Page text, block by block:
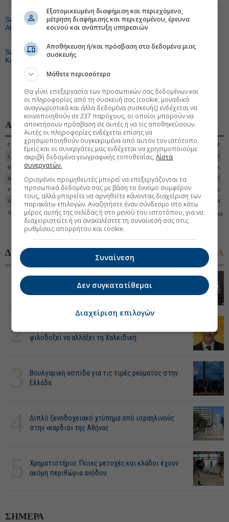
Safe Bulkers, Inc. (ΚΟ): ΑΝΑΚΟΙΝΩΣΗ ΓΙΑ ΤΟΝ ΣΥΝΟΛΙΚΟ
ΑΡΙΘΜΟ ΔΙΚΑΙΩΜΑΤΩΝ ΨΗΦΟΥ
Safe Bulkers, Inc. (ΚΟ): ΑΝΑΚΟΙΝΩΣΗ ΚΡΑΤΟΥΣ ΜΕΛΟΥΣ
ΚΑΤΑΓΩΓΗΣ
« 1 »
ΑΓΟΡΕΣ Χ. ΑΘΗΝΩΝ ΔΙΕΘΝΕΙΣ
Γ. Δείκτης 2.615,07
+0,25%
Large Cap
6.675,44
+0,28%
Banks
Mid Cap
3.155,14
+0,21%
FTSE DIV
5.361,58
+0,24%
ATHEX ESG
3.116,25 +0,28%
Αξία
237.220.882
Όγκος
37.430.705
65
Καθοδικές
42
Αμετάβλητες
15
Αγορά
ΚΛΕΙΣΤΗ
Realtime Data 7/8/2026-17:25
ΔΗΜΟΦΙΛΗ ΣΧΟΛΙΑΣΜΕΝΑ
1
O Mr. Big Short προειδοποιεί για κραχ αντίστοιχο
2
φιλοδοξεί να αλλάξει τη Χαλκιδική
Βουλγαρική ασπίδα για τις τιμές ρεύματος στην
Ελλάδα
Διπλό ξενοδοχειακό χτύπημα από ισραηλινούς
στην «καρδιά» της Αθήνας
Χρηματιστήριο: Ποιες μετοχές και κλάδοι έχουν
ακόμη περιθώρια ανόδου
ΣΗΜΕΡΑ
Εξατομικευμένη διαφήμιση και περιεχόμενο,
μέτρηση διαφήμισης και περιεχομένου, έρευνα
κοινού και ανάπτυξη υπηρεσιών
Αποθήκευση ή/και πρόσβαση στα δεδομένα μιας
συσκευής
Μάθετε περισσότερα
Θα γίνει επεξεργασία των προσωπικών σας δεδομένων και
οι πληροφορίες από τη συσκευή σας (cookie, μοναδικά
αναγνωριστικά και άλλα δεδομένα συσκευής) ενδέχεται να
κοινοποιηθούν σε 237 παρόχους, οι οποίοι μπορούν να
αποκτήσουν πρόσβαση σε αυτές ή να τις αποθηκεύσουν.
Αυτές οι πληροφορίες ενδέχεται επίσης να
χρησιμοποιηθούν συγκεκριμένα από αυτόν τον ιστότοπο.
Εμείς και οι συνεργάτες μας ενδέχεται να χρησιμοποιούμε
ακριβή δεδομένα γεωγραφικής τοποθεσίας.Λίστα
συνεργατών.
Ορισμένοι προμηθευτές μπορεί να επεξεργάζονται τα
προσωπικά δεδομένα σας με βάση το έννομο συμφέρον
τους, αλλά μπορείτε να αρνηθείτε κάνοντας διαχείριση των
παρακάτω επιλογών. Αναζητήστε έναν σύνδεσμο στο κάτω
μέρος αυτής της σελίδας ή στο μενού του ιστοτόπου, για να
διαχειριστείτε ή να ανακαλέσετε τη συναίνεσή σας στις
ρυθμίσεις απορρήτου και cookie.
Συναίνεση
Δεν συγκατατίθεμαι
Διαχείριση επιλογών